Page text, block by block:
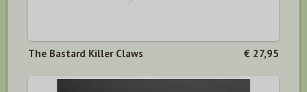
The Bastard Killer Claws € 27,95